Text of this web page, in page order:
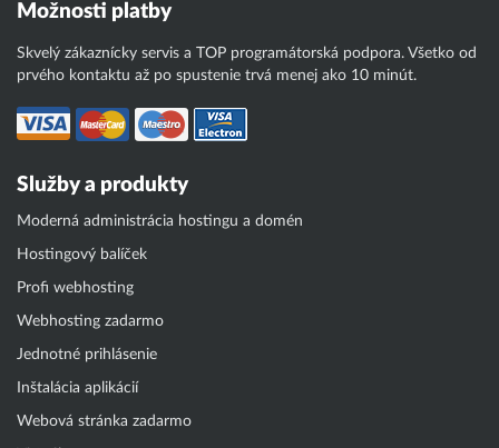
Možnosti platby
Skvelý zákaznícky servis a TOP programátorská podpora. Všetko od
prvého kontaktu až po spustenie trvá menej ako 10 minút.
Služby a produkty
Moderná administrácia hostingu a domén
Hostingový balíček
Profi webhosting
Webhosting zadarmo
Jednotné prihlásenie
Inštalácia aplikácií
Webová stránka zadarmo